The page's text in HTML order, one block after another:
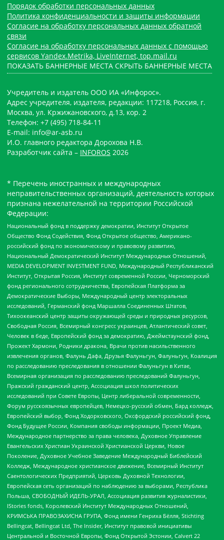
Порядок обработки персональных данных
Политика конфиденциальности и защиты информации
Согласие на обработку персональных данных обратной
связи
Согласие на обработку персональных данных с помощью
сервисов Yandex.Metrika, LiveInternet, top.mail.ru
ПОКАЗАТЬ БАННЕРНЫЕ МЕСТА СКРЫТЬ БАННЕРНЫЕ МЕСТА
Учредитель и издатель ООО ИА «Инфорос».
Адрес учредителя, издателя, редакции: 117218, Россия, г.
Москва, ул. Кржижановского, д.13, кор. 2
Телефон: +7 (495) 718-84-11
E-mail: info@ar-asb.ru
И.О. главного редактора Дорохова Н.В.
Разработчик сайта – INFOROS 2026
* Перечень иностранных и международных
неправительственных организаций, деятельность которых
признана нежелательной на территории Российской
Федерации:
Национальный фонд в поддержку демократии, Институт Открытое
Общество Фонд Содействия, Фонд Открытое общество, Американо-
российский фонд по экономическому и правовому развитию,
Национальный Демократический Институт Международных Отношений,
MEDIA DEVELOPMENT INVESTMENT FUND, Международный Республиканский
Институт, Открытая Россия, Институт современной России, Черноморский
фонд регионального сотрудничества, Европейская Платформа за
Демократические Выборы, Международный центр электоральных
исследований, Германский фонд Маршалла Соединенных Штатов,
Тихоокеанский центр защиты окружающей среды и природных ресурсов,
Свободная Россия, Всемирный конгресс украинцев, Атлантический совет,
Человек в беде, Европейский фонд за демократию, Джеймстаунский фонд,
Прожект Хармони, Родники дракона, Врачи против насильственного
извлечения органов, Фалунь Дафа, Друзья Фалуньгун, Фалуньгун, Коалиция
по расследованию преследования в отношении Фалуньгун в Китае,
Всемирная организация по расследованию преследований Фалуньгун,
Пражский гражданский центр, Ассоциация школ политических
исследований при Совете Европы, Центр либеральной современности,
Форум русскоязычных европейцев, Немецко-русский обмен, Бард колледж,
Европейский выбор, Фонд Ходорковского, Оксфордский российский фонд,
Фонд Будущее России, Компания свободы информации, Проект Медиа,
Международное партнерство за права человека, Духовное Управление
Евангельских Христиан Украинской Христианской Церкви, Новое
Поколение, Духовное Учебное Заведение Международный Библейский
Колледж, Международное христианское движение, Всемирный Институт
Саентологических Предприятий, Церковь Духовной Технологии,
Европейская сеть организаций по наблюдению за выборами, Республика
Польша, СВОБОДНЫЙ ИДЕЛЬ-УРАЛ, Ассоциация развития журналистики,
IStories fonds, Королевский Институт Международных Отношений,
КРИМСЬКА ПРАВОЗАХИСНА ГРУПА, Фонд имени Генриха Бёлля, Stichting
Bellingcat, Bellingcat Ltd, The Insider, Институт правовой инициативы
Центральной и Восточной Европы, Фонд Открытой Эстонии, Calvert 22